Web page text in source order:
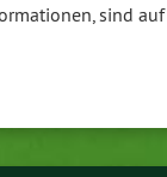
sind auf